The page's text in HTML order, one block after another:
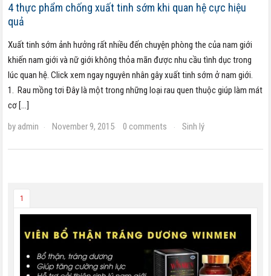
4 thực phẩm chống xuất tinh sớm khi quan hệ cực hiệu
quả
Xuất tinh sớm ảnh hưởng rất nhiều đến chuyện phòng the của nam giới
khiến nam giới và nữ giới không thỏa mãn được nhu cầu tình dục trong
lúc quan hệ. Click xem ngay nguyên nhân gây xuất tinh sớm ở nam giới.
1. Rau mồng tơi Đây là một trong những loại rau quen thuộc giúp làm mát
cơ […]
by admin · November 9, 2015· 0 comments · Sinh lý
1